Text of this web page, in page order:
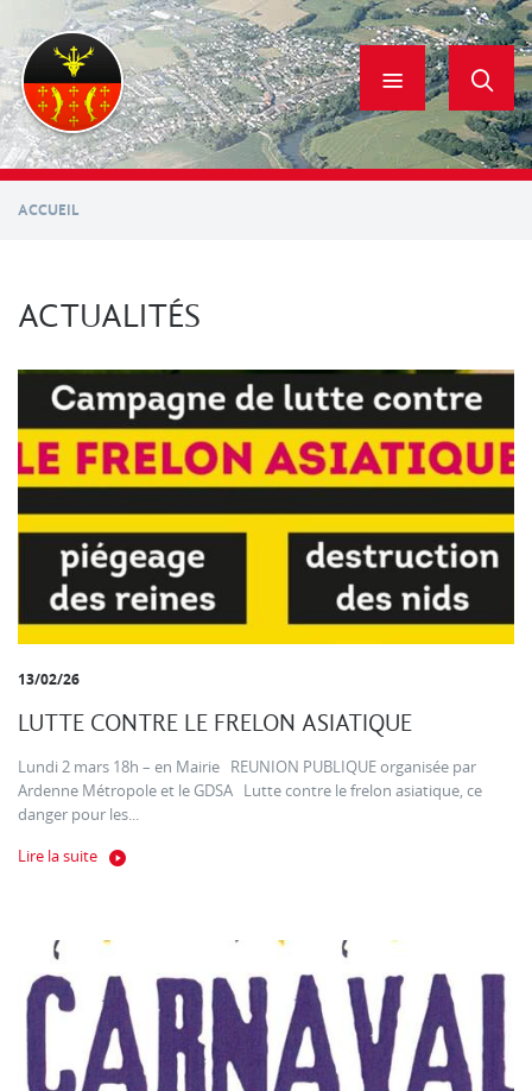
contenu
principal
ACCUEIL
ACTUALITÉS
13/02/26
LUTTE CONTRE LE FRELON ASIATIQUE
Lundi 2 mars 18h – en Mairie REUNION PUBLIQUE organisée par
Ardenne Métropole et le GDSA Lutte contre le frelon asiatique, ce
danger pour les...
Lire la suite